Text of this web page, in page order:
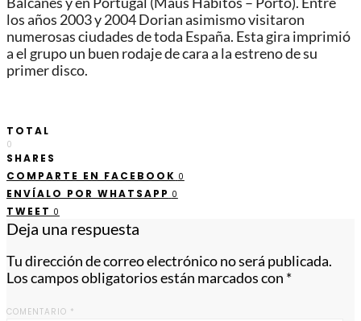
los años 2003 y 2004 Dorian asimismo visitaron
numerosas ciudades de toda España. Esta gira imprimió
a el grupo un buen rodaje de cara a la estreno de su
primer disco.
TOTAL
0
SHARES
COMPARTE EN FACEBOOK 0
ENVÍALO POR WHATSAPP 0
TWEET 0
Deja una respuesta
Tu dirección de correo electrónico no será publicada.
Los campos obligatorios están marcados con *
COMENTARIO *